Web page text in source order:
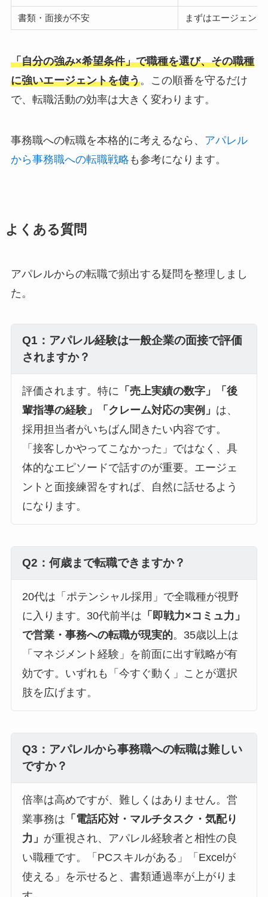
書類・面接が不安 まずはエージェン
「自分の強み×希望条件」で職種を選び、その職種
に強いエージェントを使う。この順番を守るだけ
で、転職活動の効率は大きく変わります。
事務職への転職を本格的に考えるなら、 アパレル
から事務職への転職戦略 も参考になります。
よくある質問
アパレルからの転職で頻出する疑問を整理しまし
た。
Q1：アパレル経験は一般企業の面接で評価
されますか？
評価されます。特に 「売上実績の数字」「後
輩指導の経験」「クレーム対応の実例」 は、
採用担当者がいちばん聞きたい内容です。
「接客しかやってこなかった」ではなく、具
体的なエピソードで話すのが重要。エージェ
ントと面接練習をすれば、自然に話せるよう
になります。
Q2：何歳まで転職できますか？
20代は「ポテンシャル採用」で全職種が視野
に入ります。30代前半は 「即戦力×コミュ力」
で営業・事務への転職が現実的。35歳以上は
「マネジメント経験」を前面に出す戦略が有
効です。いずれも「今すぐ動く」ことが選択
肢を広げます。
Q3：アパレルから事務職への転職は難しい
ですか？
倍率は高めですが、難しくはありません。営
業事務は 「電話応対・マルチタスク・気配り
力」 が重視され、アパレル経験者と相性の良
い職種です。「PCスキルがある」「Excelが
使える」を示せると、書類通過率が上がりま